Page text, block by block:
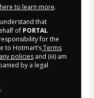
to learn more.
that
of PORTAL
for the
to Hotmart’sTerms
policies and (iii) am
by a legal
.